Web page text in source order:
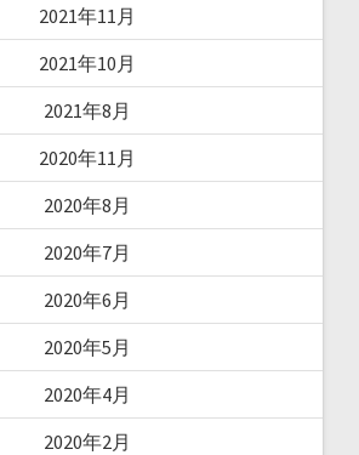
2021年11月
2021年10月
2021年8月
2020年11月
2020年8月
2020年7月
2020年6月
2020年5月
2020年4月
2020年2月